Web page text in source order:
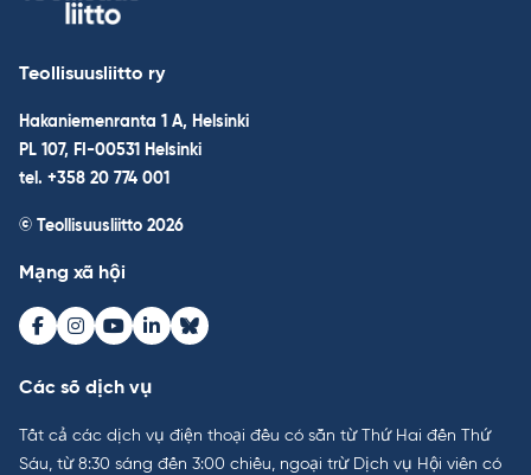
Teollisuusliitto ry
Hakaniemenranta 1 A, Helsinki
PL 107, FI-00531 Helsinki
tel. +358 20 774 001
© Teollisuusliitto 2026
Mạng xã hội
Facebook
Instagram
Youtube
LinkedInBluesky
Các số dịch vụ
Tất cả các dịch vụ điện thoại đều có sẵn từ Thứ Hai đến Thứ
Sáu, từ 8:30 sáng đến 3:00 chiều, ngoại trừ Dịch vụ Hội viên có